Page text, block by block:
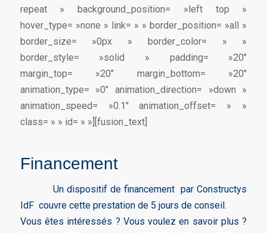
repeat » background_position= »left top »
hover_type= »none » link= » » border_position= »all »
border_size= »0px » border_color= » »
border_style= »solid » padding= »20″
margin_top= »20″ margin_bottom= »20″
animation_type= »0″ animation_direction= »down »
animation_speed= »0.1″ animation_offset= » »
class= » » id= » »][fusion_text]
Financement
Un dispositif de financement par Constructys
IdF couvre cette prestation de 5 jours de conseil.
Vous êtes intéressés ? Vous voulez en savoir plus ?